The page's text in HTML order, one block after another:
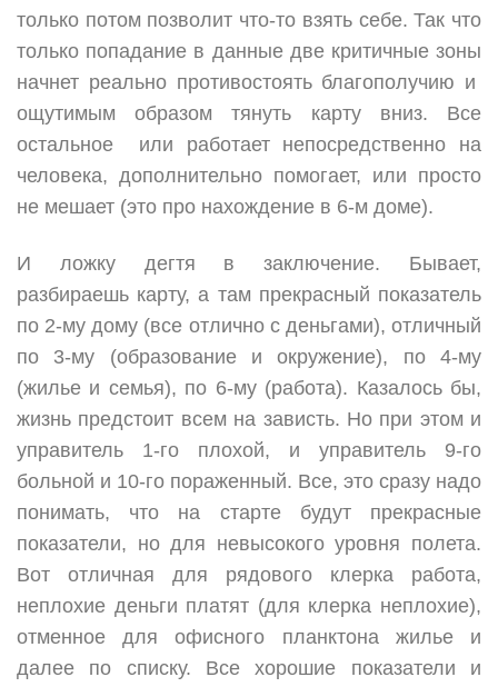
только потом позволит что-то взять себе. Так что
только попадание в данные две критичные зоны
начнет реально противостоять благополучию и
ощутимым образом тянуть карту вниз. Все
остальное или работает непосредственно на
человека, дополнительно помогает, или просто
не мешает (это про нахождение в 6-м доме).
И ложку дегтя в заключение. Бывает,
разбираешь карту, а там прекрасный показатель
по 2-му дому (все отлично с деньгами), отличный
по 3-му (образование и окружение), по 4-му
(жилье и семья), по 6-му (работа). Казалось бы,
жизнь предстоит всем на зависть. Но при этом и
управитель 1-го плохой, и управитель 9-го
больной и 10-го пораженный. Все, это сразу надо
понимать, что на старте будут прекрасные
показатели, но для невысокого уровня полета.
Вот отличная для рядового клерка работа,
неплохие деньги платят (для клерка неплохие),
отменное для офисного планктона жилье и
далее по списку. Все хорошие показатели и